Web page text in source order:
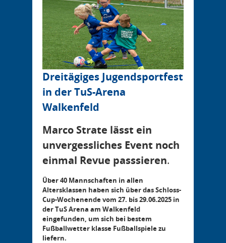
Dreitägiges Jugendsportfest
in der TuS-Arena
Walkenfeld
Marco Strate lässt ein
unvergessliches Event noch
einmal Revue passsieren.
Über 40 Mannschaften in allen
Altersklassen haben sich über das Schloss-
Cup-Wochenende vom 27. bis 29.06.2025 in
der TuS Arena am Walkenfeld
eingefunden, um sich bei bestem
Fußballwetter klasse Fußballspiele zu
liefern.